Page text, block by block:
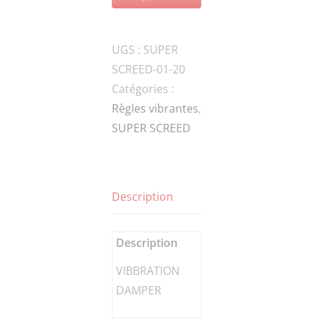
SCREED-
2100
VIBBRATION
DAMPER
UGS : SUPER
SCREED-01-20
Catégories :
Règles vibrantes,
SUPER SCREED
Description
Description
VIBBRATION
DAMPER